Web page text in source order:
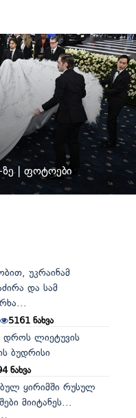
ზე | ფოტოები
უკრაინამ
და სამ
5161 ნახვა
დროს ლიეტუვის
ბუდრისი
ნახვა
ყირიმში რუსულ
მიიტანეს...